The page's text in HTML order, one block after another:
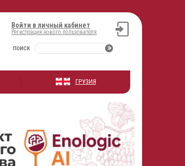
Войти в личный кабинет
Регистрация нового пользователя
ПОИСК
ГРУЗИЯ